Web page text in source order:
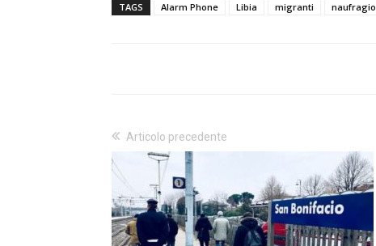
TAGS Alarm Phone Libia migranti naufragio
Articolo precedente